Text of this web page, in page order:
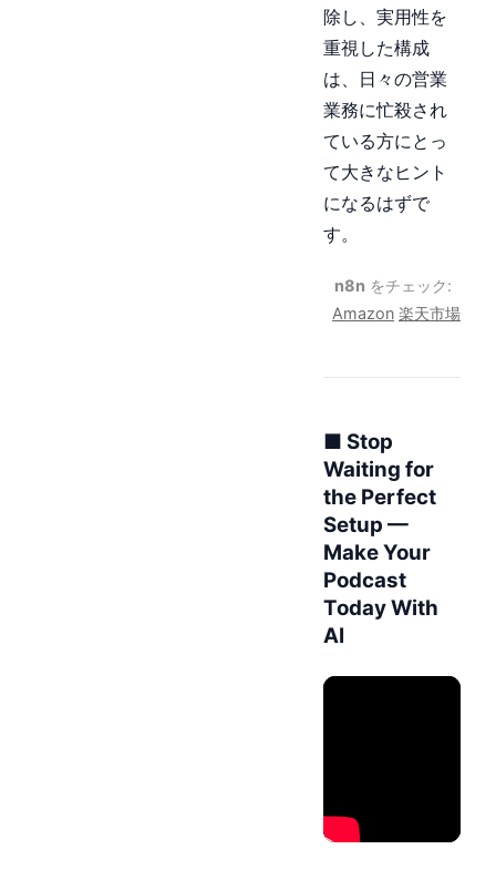
除し、実用性を
重視した構成
は、日々の営業
業務に忙殺され
ている方にとっ
て大きなヒント
になるはずで
す。
n8n をチェック:
Amazon 楽天市場
■ Stop
Waiting for
the Perfect
Setup —
Make Your
Podcast
Today With
AI